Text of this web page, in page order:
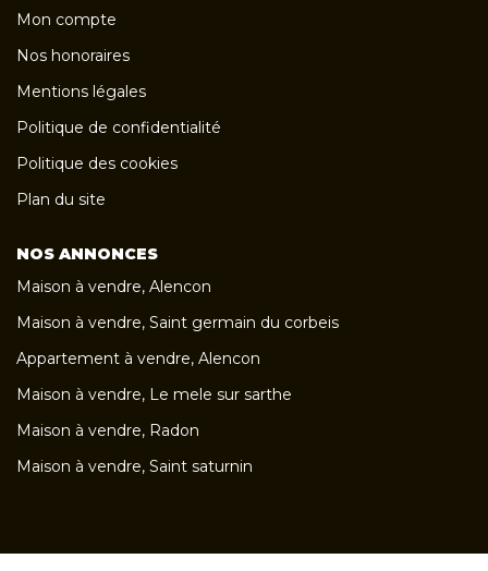
Mon compte
Nos honoraires
Mentions légales
Politique de confidentialité
Politique des cookies
Plan du site
NOS ANNONCES
Maison à vendre, Alencon
Maison à vendre, Saint germain du corbeis
Appartement à vendre, Alencon
Maison à vendre, Le mele sur sarthe
Maison à vendre, Radon
Maison à vendre, Saint saturnin